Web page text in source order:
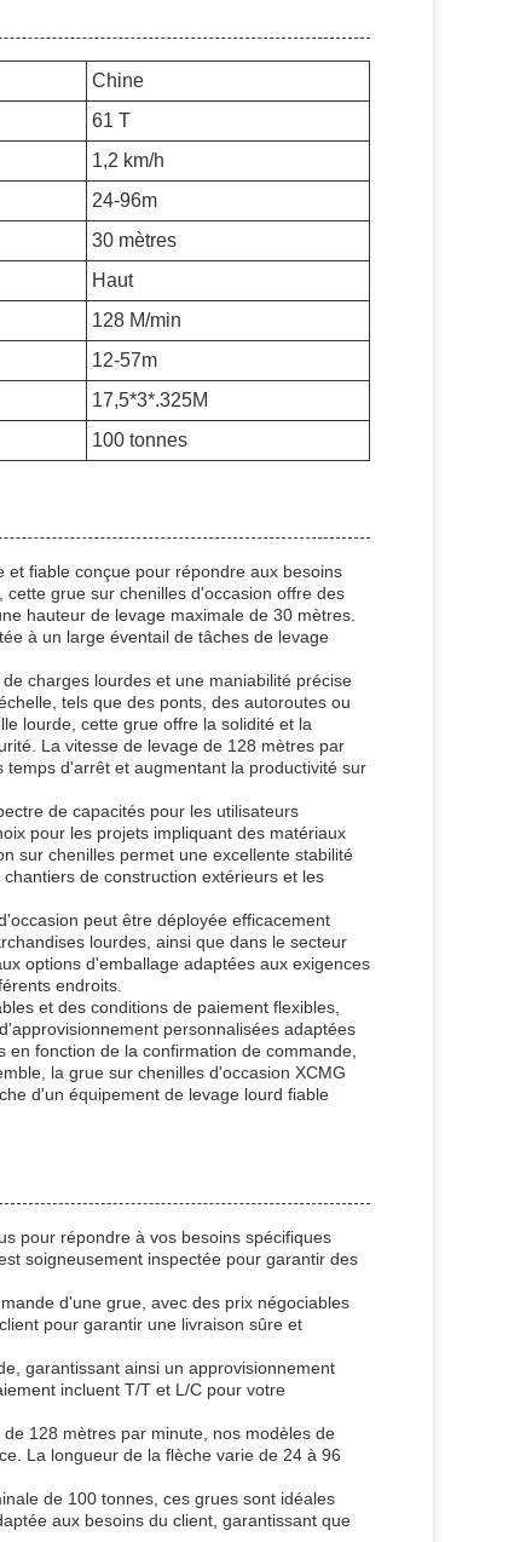
Chine
61 T
1,2 km/h
24-96m
30 mètres
Haut
128 M/min
12-57m
17,5*3*.325M
100 tonnes
et fiable conçue pour répondre aux besoins
grue sur chenilles d'occasion offre des
hauteur de levage maximale de 30 mètres.
à un large éventail de tâches de levage
charges lourdes et une maniabilité précise
tels que des ponts, des autoroutes ou
lourde, cette grue offre la solidité et la
La vitesse de levage de 128 mètres par
d'arrêt et augmentant la productivité sur
de capacités pour les utilisateurs
pour les projets impliquant des matériaux
sur chenilles permet une excellente stabilité
de construction extérieurs et les
peut être déployée efficacement
lourdes, ainsi que dans le secteur
options d'emballage adaptées aux exigences
endroits.
et des conditions de paiement flexibles,
personnalisées adaptées
fonction de la confirmation de commande,
la grue sur chenilles d'occasion XCMG
d'un équipement de levage lourd fiable
pour répondre à vos besoins spécifiques
soigneusement inspectée pour garantir des
d'une grue, avec des prix négociables
pour garantir une livraison sûre et
garantissant ainsi un approvisionnement
incluent T/T et L/C pour votre
128 mètres par minute, nos modèles de
La longueur de la flèche varie de 24 à 96
de 100 tonnes, ces grues sont idéales
aux besoins du client, garantissant que